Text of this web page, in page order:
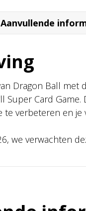
Aanvullende
Dragon Ball met
Super Card
te verbeteren en
we verwachten